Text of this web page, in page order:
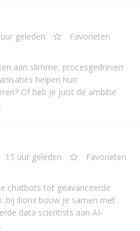
geleden
Favorieten
aan slimme, procesgedreven
helpen hun
Of heb je juist de ambitie
15 uur geleden
Favorieten
chatbots tot geavanceerde
bij ilionx bouw je samen met
data scientists aan AI-